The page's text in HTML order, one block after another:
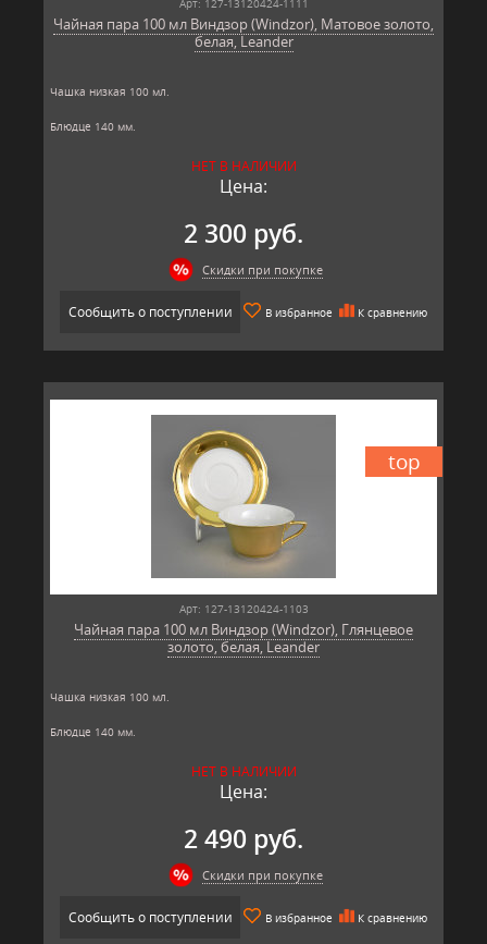
Чайная пара 100 мл Виндзор (Windzor), Матовое золото,
белая, Leander
Чашка низкая 100 мл.
Блюдце 140 мм.
Материал: твёрдый фарфор, позолота
Производитель: Leander, Чехия.
НЕТ В НАЛИЧИИ
Цена:
2 300 руб.
Скидки при покупке
Сообщить о поступлении В избранное К сравнению
top
Арт: 127-13120424-1103
Чайная пара 100 мл Виндзор (Windzor), Глянцевое
золото, белая, Leander
Чашка низкая 100 мл.
Блюдце 140 мм.
Материал: твёрдый фарфор, позолота
Производитель: Leander, Чехия.
НЕТ В НАЛИЧИИ
Цена:
2 490 руб.
Скидки при покупке
Сообщить о поступлении В избранное К сравнению